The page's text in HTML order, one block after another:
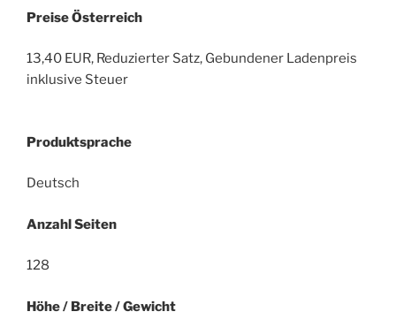
Preise Österreich
13,40 EUR, Reduzierter Satz, Gebundener Ladenpreis
inklusive Steuer
Produktsprache
Deutsch
Anzahl Seiten
128
Höhe / Breite / Gewicht